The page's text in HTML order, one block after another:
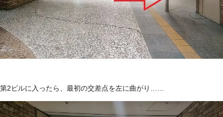
第2ビルに入ったら、最初の交差点を左に曲がり……